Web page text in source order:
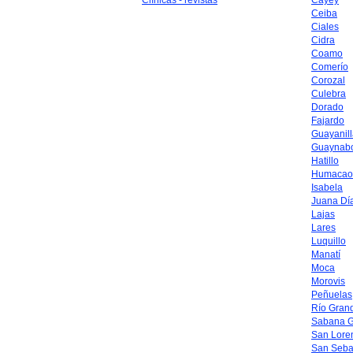
Ceiba
Ciales
Cidra
Coamo
Comerío
Corozal
Culebra
Dorado
Fajardo
Hatillo
Humacao
Isabela
Juana
Lajas
Lares
Luquillo
Manatí
Moca
Morovis
Peñuelas
Río
Sabana
San
San